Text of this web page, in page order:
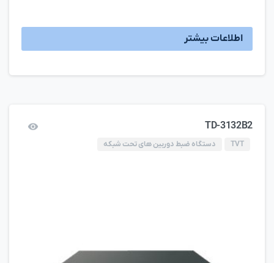
اطلاعات بیشتر
TD-3132B2
TVT دستگاه ضبط دوربین های تحت شبکه